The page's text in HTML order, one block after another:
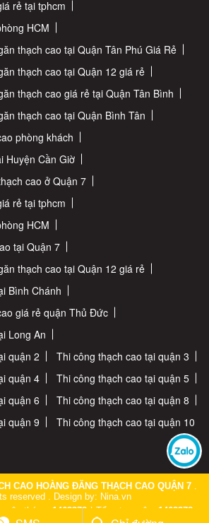
rẻ tại tphcm
HCM
thạch cao tại Quận Tân Phú Giá Rẻ
thạch cao tại Quận 12 giá rẻ
thạch cao giá rẻ tại Quận Tân Bình
thạch cao tại Quận Bình Tân
phòng khách
Huyện Cần Giờ
cao ở Quận 7
rẻ tại tphcm
HCM
tại Quận 7
thạch cao tại Quận 12 giá rẻ
Bình Chánh
giá rẻ quận Thủ Đức
Long An
quận 2
Thi công thạch cao tại quận 3
quận 4
Thi công thạch cao tại quận 5
quận 6
Thi công thạch cao tại quận 8
quận 9
Thi công thạch cao tại quận 10
CAO HOÀNG ĐĂNG THẠCH CAO QUẬN 7.
reserved . Design by: Nina.vn
cập tháng: 1463378 | Tổng truy cập: 1463378